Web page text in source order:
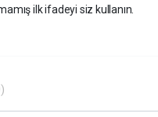
ilk ifadeyi siz kullanın.